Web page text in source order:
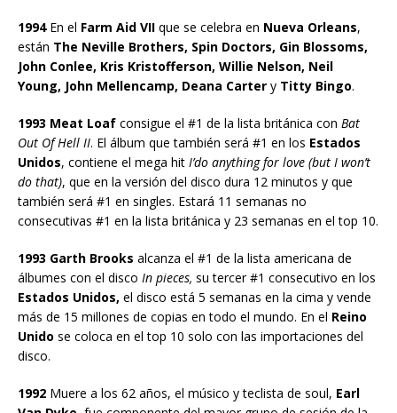
1994En el Farm Aid VII que se celebra en Nueva Orleans,
están The Neville Brothers, Spin Doctors, Gin Blossoms,
John Conlee, Kris Kristofferson, Willie Nelson, Neil
Young, John Mellencamp, Deana Carter y Titty Bingo.
1993 Meat Loaf consigue el #1 de la lista británica con Bat
Out Of Hell II. El álbum que también será #1 en los Estados
Unidos, contiene el mega hit I’do anything for love (but I won’t
do that), que en la versión del disco dura 12 minutos y que
también será #1 en singles. Estará 11 semanas no
consecutivas #1 en la lista británica y 23 semanas en el top 10.
1993 Garth Brooks alcanza el #1 de la lista americana de
álbumes con el disco In pieces, su tercer #1 consecutivo en los
Estados Unidos, el disco está 5 semanas en la cima y vende
más de 15 millones de copias en todo el mundo. En el Reino
Unido se coloca en el top 10 solo con las importaciones del
disco.
1992 Muere a los 62 años, el músico y teclista de soul, Earl